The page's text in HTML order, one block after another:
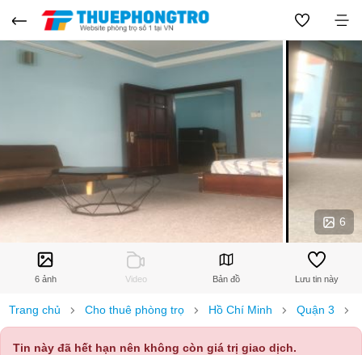
6
6 ảnh Video Bản đồ Lưu tin này
Trang chủ Cho thuê phòng trọ Hồ Chí Minh Quận 3
Tin này đã hết hạn nên không còn giá trị giao dịch.